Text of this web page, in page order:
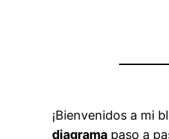
¡Bienvenidos a mi
diagrama paso a